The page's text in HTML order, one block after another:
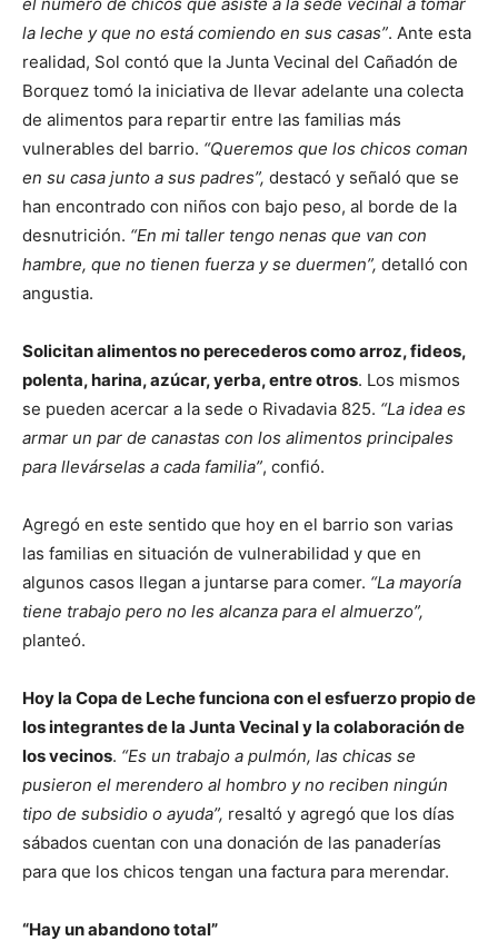
la leche y que no está comiendo en sus casas”. Ante esta
realidad, Sol contó que la Junta Vecinal del Cañadón de
Borquez tomó la iniciativa de llevar adelante una colecta
de alimentos para repartir entre las familias más
vulnerables del barrio. “Queremos que los chicos coman
en su casa junto a sus padres”, destacó y señaló que se
han encontrado con niños con bajo peso, al borde de la
desnutrición. “En mi taller tengo nenas que van con
hambre, que no tienen fuerza y se duermen”, detalló con
angustia.
Solicitan alimentos no perecederos como arroz, fideos,
polenta, harina, azúcar, yerba, entre otros. Los mismos
se pueden acercar a la sede o Rivadavia 825. “La idea es
armar un par de canastas con los alimentos principales
para llevárselas a cada familia”, confió.
Agregó en este sentido que hoy en el barrio son varias
las familias en situación de vulnerabilidad y que en
algunos casos llegan a juntarse para comer. “La mayoría
tiene trabajo pero no les alcanza para el almuerzo”,
planteó.
Hoy la Copa de Leche funciona con el esfuerzo propio de
los integrantes de la Junta Vecinal y la colaboración de
los vecinos. “Es un trabajo a pulmón, las chicas se
pusieron el merendero al hombro y no reciben ningún
tipo de subsidio o ayuda”, resaltó y agregó que los días
sábados cuentan con una donación de las panaderías
para que los chicos tengan una factura para merendar.
“Hay un abandono total”